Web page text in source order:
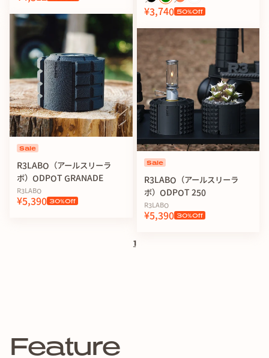
Sale
R3LABO（アールスリーラ
ボ）ODPOT GRANADE
R3LABO
¥5,390 30%Off
¥3,740 50%Off
Sale
R3LABO（アールスリーラ
ボ）ODPOT 250
R3LABO
¥5,390 30%Off
1
Feature